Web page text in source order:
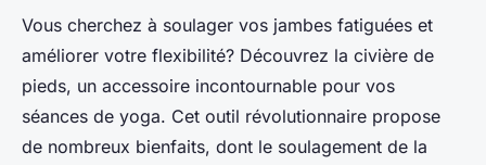
Boutique de yoga :
commandez une civière de
pieds pour vous étirer les
jambes
Vous cherchez à soulager vos jambes fatiguées et
améliorer votre flexibilité? Découvrez la civière de
pieds, un accessoire incontournable pour vos
séances de yoga. Cet outil révolutionnaire propose
de nombreux bienfaits, dont le soulagement de la